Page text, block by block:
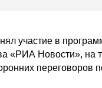
участие в
«РИА Новости», на
переговоров